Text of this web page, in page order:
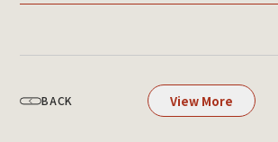
イベント出演
メディア出演
写真ギャラリー
ものまねの可能性
お問い合わせ
BACK View More